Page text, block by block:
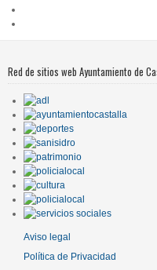
Red de sitios web Ayuntamiento de
Aviso legal
Política de Privacidad